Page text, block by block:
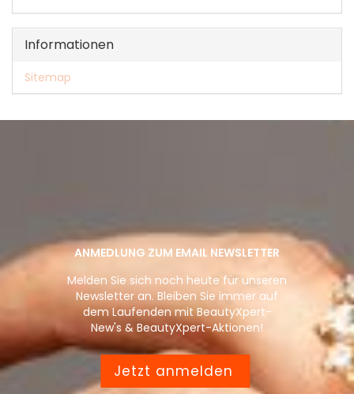
EIN.
Informationen
Sitemap
ANMEDLUNG ZUM EMAIL NEWSLETTER
Melden Sie sich noch heute für unseren
Newsletter an. Bleiben Sie immer auf
dem Laufenden mit BeautyXpert-
New's & BeautyXpert-Aktionen!
Jetzt anmelden